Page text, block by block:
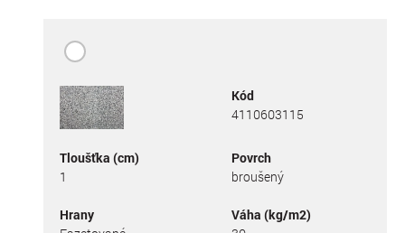
Kód
4110603115
Tloušťka (cm)
1
Povrch
broušený
Hrany
Váha (kg/m2)